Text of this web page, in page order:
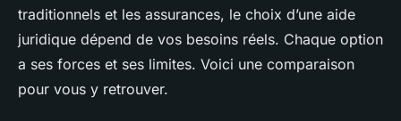
traditionnels et les assurances, le choix d’une aide
juridique dépend de vos besoins réels. Chaque option
a ses forces et ses limites. Voici une comparaison
pour vous y retrouver.